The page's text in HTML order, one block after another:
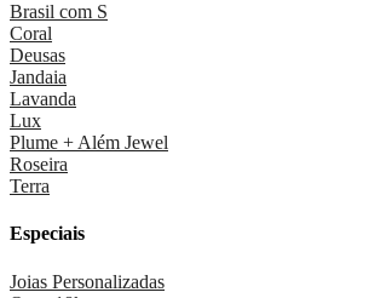
Brasil com S
Coral
Deusas
Jandaia
Lavanda
Lux
Plume + Além Jewel
Roseira
Terra
Especiais
Joias Personalizadas